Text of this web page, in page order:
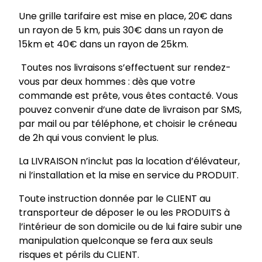
Une grille tarifaire est mise en place, 20€ dans
un rayon de 5 km, puis 30€ dans un rayon de
15km et 40€ dans un rayon de 25km.
Toutes nos livraisons s’effectuent sur rendez-
vous par deux hommes : dès que votre
commande est prête, vous êtes contacté. Vous
pouvez convenir d’une date de livraison par SMS,
par mail ou par téléphone, et choisir le créneau
de 2h qui vous convient le plus.
La LIVRAISON n’inclut pas la location d’élévateur,
ni l’installation et la mise en service du PRODUIT.
Toute instruction donnée par le CLIENT au
transporteur de déposer le ou les PRODUITS à
l’intérieur de son domicile ou de lui faire subir une
manipulation quelconque se fera aux seuls
risques et périls du CLIENT.